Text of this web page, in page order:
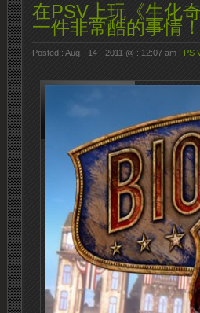
在PSV上玩《生化
一件非常酷的事情！
Posted : Aug - 14 - 2011 @ : 12:07 am | PS